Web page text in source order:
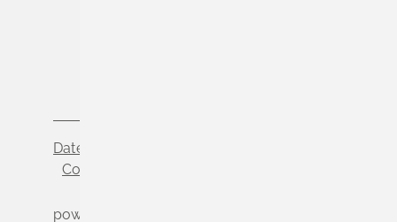
Datenschutz
Cookie-Einstellungen
powered by